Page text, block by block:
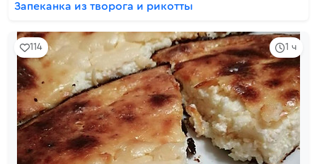
Запеканка из творога и рикотты
1 ч
114